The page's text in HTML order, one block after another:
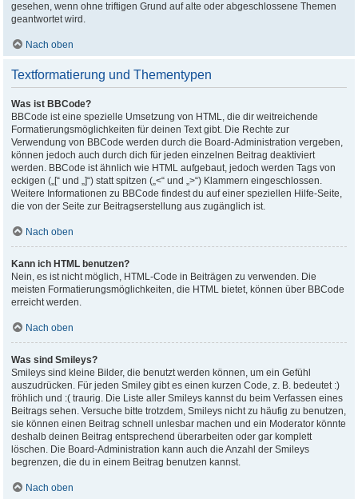
gesehen, wenn ohne triftigen Grund auf alte oder abgeschlossene Themen
geantwortet wird.
Nach oben
Textformatierung und Thementypen
Was ist BBCode?
BBCode ist eine spezielle Umsetzung von HTML, die dir weitreichende
Formatierungsmöglichkeiten für deinen Text gibt. Die Rechte zur
Verwendung von BBCode werden durch die Board-Administration vergeben,
können jedoch auch durch dich für jeden einzelnen Beitrag deaktiviert
werden. BBCode ist ähnlich wie HTML aufgebaut, jedoch werden Tags von
eckigen („[“ und „]“) statt spitzen („<“ und „>“) Klammern eingeschlossen.
Weitere Informationen zu BBCode findest du auf einer speziellen Hilfe-Seite,
die von der Seite zur Beitragserstellung aus zugänglich ist.
Nach oben
Kann ich HTML benutzen?
Nein, es ist nicht möglich, HTML-Code in Beiträgen zu verwenden. Die
meisten Formatierungsmöglichkeiten, die HTML bietet, können über BBCode
erreicht werden.
Nach oben
Was sind Smileys?
Smileys sind kleine Bilder, die benutzt werden können, um ein Gefühl
auszudrücken. Für jeden Smiley gibt es einen kurzen Code, z. B. bedeutet :)
fröhlich und :( traurig. Die Liste aller Smileys kannst du beim Verfassen eines
Beitrags sehen. Versuche bitte trotzdem, Smileys nicht zu häufig zu benutzen,
sie können einen Beitrag schnell unlesbar machen und ein Moderator könnte
deshalb deinen Beitrag entsprechend überarbeiten oder gar komplett
löschen. Die Board-Administration kann auch die Anzahl der Smileys
begrenzen, die du in einem Beitrag benutzen kannst.
Nach oben